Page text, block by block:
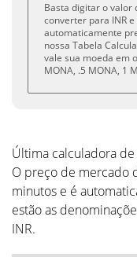
Basta digitar o valor
converter para INR
automaticamente
nossa Tabela
vale sua moeda em
MONA, .5 MONA, 1
Última calculadora
O preço de mercado
minutos e é
estão as
INR.